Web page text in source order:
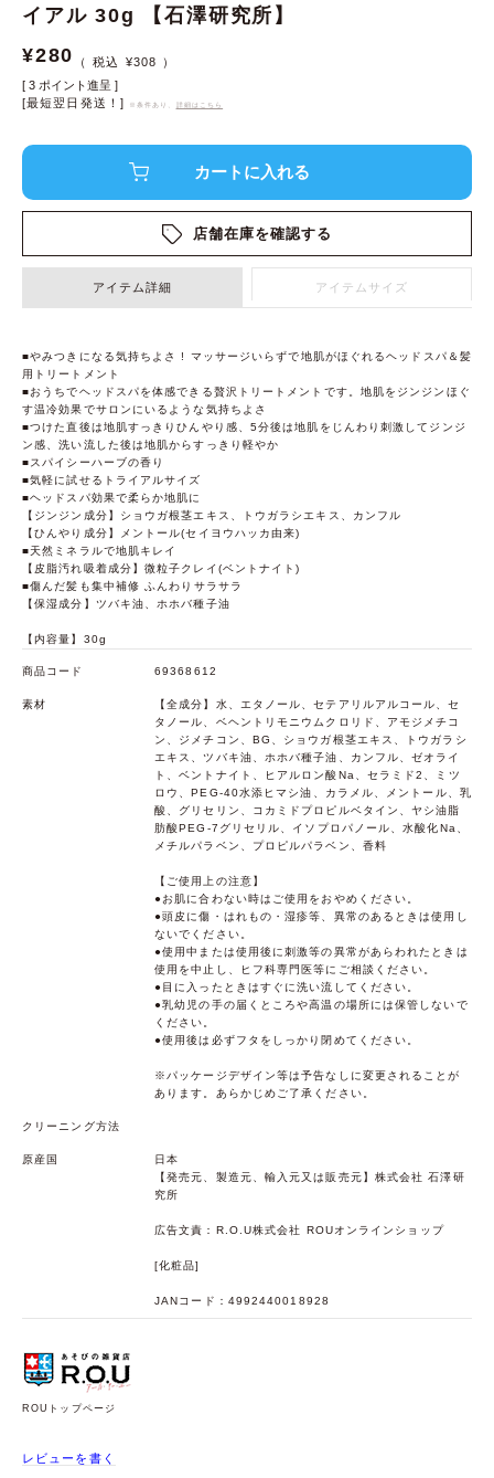
イアル 30g 【石澤研究所】
¥280 ¥308
[ 3 ポイント進呈 ]
[最短翌日発送！]
※条件あり、 詳細はこちら
店舗在庫を確認する
アイテム詳細 アイテムサイズ
■やみつきになる気持ちよさ ! マッサージいらずで地肌がほぐれるヘッドスパ＆髪
用トリートメント
■おうちでヘッドスパを体感できる贅沢トリートメントです。地肌をジンジンほぐ
す温冷効果でサロンにいるような気持ちよさ
■つけた直後は地肌すっきりひんやり感、5分後は地肌をじんわり刺激してジンジ
ン感、洗い流した後は地肌からすっきり軽やか
■スパイシーハーブの香り
■気軽に試せるトライアルサイズ
■ヘッドスパ効果で柔らか地肌に
【ジンジン成分】ショウガ根茎エキス、トウガラシエキス、カンフル
【ひんやり成分】メントール(セイヨウハッカ由来)
■天然ミネラルで地肌キレイ
【皮脂汚れ吸着成分】微粒子クレイ(ベントナイト)
■傷んだ髪も集中補修 ふんわりサラサラ
【保湿成分】ツバキ油、ホホバ種子油
【内容量】30g
商品コード 69368612
素材
【全成分】水、エタノール、セテアリルアルコール、セ
タノール、ベヘントリモニウムクロリド、アモジメチコ
ン、ジメチコン、BG、ショウガ根茎エキス、トウガラシ
エキス、ツバキ油、ホホバ種子油、カンフル、ゼオライ
ト、ベントナイト、ヒアルロン酸Na、セラミド2、ミツ
ロウ、PEG-40水添ヒマシ油、カラメル、メントール、乳
酸、グリセリン、コカミドプロピルベタイン、ヤシ油脂
肪酸PEG-7グリセリル、イソプロパノール、水酸化Na、
メチルパラベン、プロピルパラベン、香料
【ご使用上の注意】
●お肌に合わない時はご使用をおやめください。
●頭皮に傷・はれもの・湿疹等、異常のあるときは使用し
ないでください。
●使用中または使用後に刺激等の異常があらわれたときは
使用を中止し、ヒフ科専門医等にご相談ください。
●目に入ったときはすぐに洗い流してください。
●乳幼児の手の届くところや高温の場所には保管しないで
ください。
●使用後は必ずフタをしっかり閉めてください。
※パッケージデザイン等は予告なしに変更されることが
あります。あらかじめご了承ください。
クリーニング方法
原産国
日本
【発売元、製造元、輸入元又は販売元】株式会社 石澤研
究所
広告文責：R.O.U株式会社 ROUオンラインショップ
[化粧品]
JANコード：4992440018928
ROUトップページ
レビューを書く